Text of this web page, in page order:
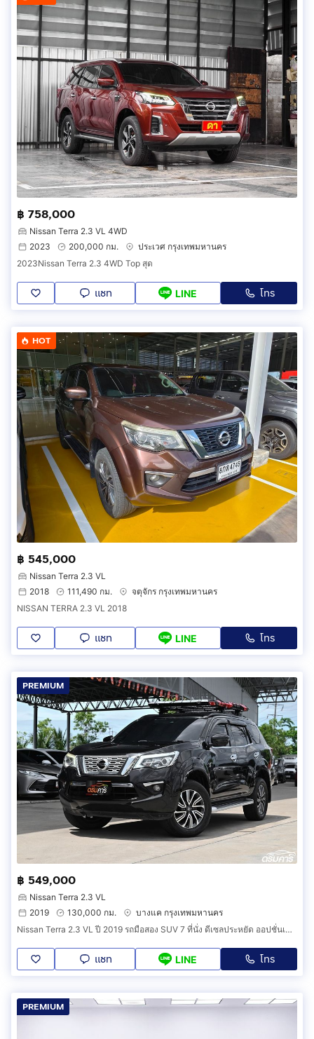
฿ 758,000
Nissan Terra 2.3 VL 4WD
2023
200,000 กม.
ประเวศ กรุงเทพมหานคร
2023Nissan Terra 2.3 4WD Top สุด
แชท LINE โทร
HOT
฿ 545,000
Nissan Terra 2.3 VL
2018
111,490 กม.
จตุจักร กรุงเทพมหานคร
NISSAN TERRA 2.3 VL 2018
แชท LINE โทร
PREMIUM
฿ 549,000
Nissan Terra 2.3 VL
2019
130,000 กม.
บางแค กรุงเทพมหานคร
Nissan Terra 2.3 VL ปี 2019 รถมือสอง SUV 7 ที่นั่ง ดีเซลประหยัด ออปชั่นเต็ม กล้อง 360 ฝาท้ายไฟฟ้า รหัสสินค้า HHDC
แชท LINE โทร
PREMIUM